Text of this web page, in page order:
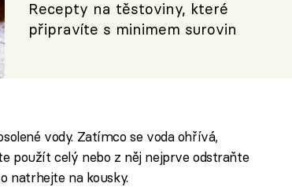
Recepty na těstoviny, které
připravíte s minimem surovin
vody. Zatímco se voda ohřívá,
použít celý nebo z něj nejprve odstraňte
natrhejte na kousky.